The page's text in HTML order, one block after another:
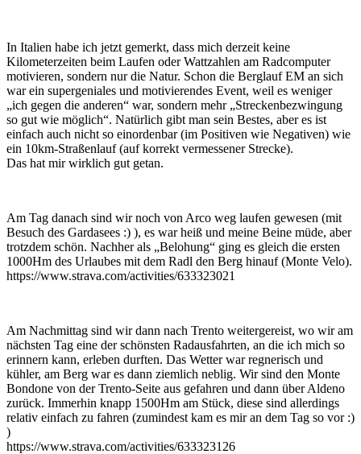
In Italien habe ich jetzt gemerkt, dass mich derzeit keine
Kilometerzeiten beim Laufen oder Wattzahlen am Radcomputer
motivieren, sondern nur die Natur. Schon die Berglauf EM an sich
war ein supergeniales und motivierendes Event, weil es weniger
„ich gegen die anderen“ war, sondern mehr „Streckenbezwingung
so gut wie möglich“. Natürlich gibt man sein Bestes, aber es ist
einfach auch nicht so einordenbar (im Positiven wie Negativen) wie
ein 10km-Straßenlauf (auf korrekt vermessener Strecke).
Das hat mir wirklich gut getan.
Am Tag danach sind wir noch von Arco weg laufen gewesen (mit
Besuch des Gardasees :) ), es war heiß und meine Beine müde, aber
trotzdem schön. Nachher als „Belohung“ ging es gleich die ersten
1000Hm des Urlaubes mit dem Radl den Berg hinauf (Monte Velo).
https://www.strava.com/activities/633323021
Am Nachmittag sind wir dann nach Trento weitergereist, wo wir am
nächsten Tag eine der schönsten Radausfahrten, an die ich mich so
erinnern kann, erleben durften. Das Wetter war regnerisch und
kühler, am Berg war es dann ziemlich neblig. Wir sind den Monte
Bondone von der Trento-Seite aus gefahren und dann über Aldeno
zurück. Immerhin knapp 1500Hm am Stück, diese sind allerdings
relativ einfach zu fahren (zumindest kam es mir an dem Tag so vor :)
)
https://www.strava.com/activities/633323126